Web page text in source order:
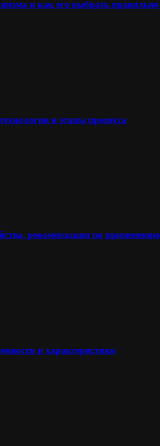
и как его выбрать правильно
и этапы процесса
рекомендации по применению
и характеристики